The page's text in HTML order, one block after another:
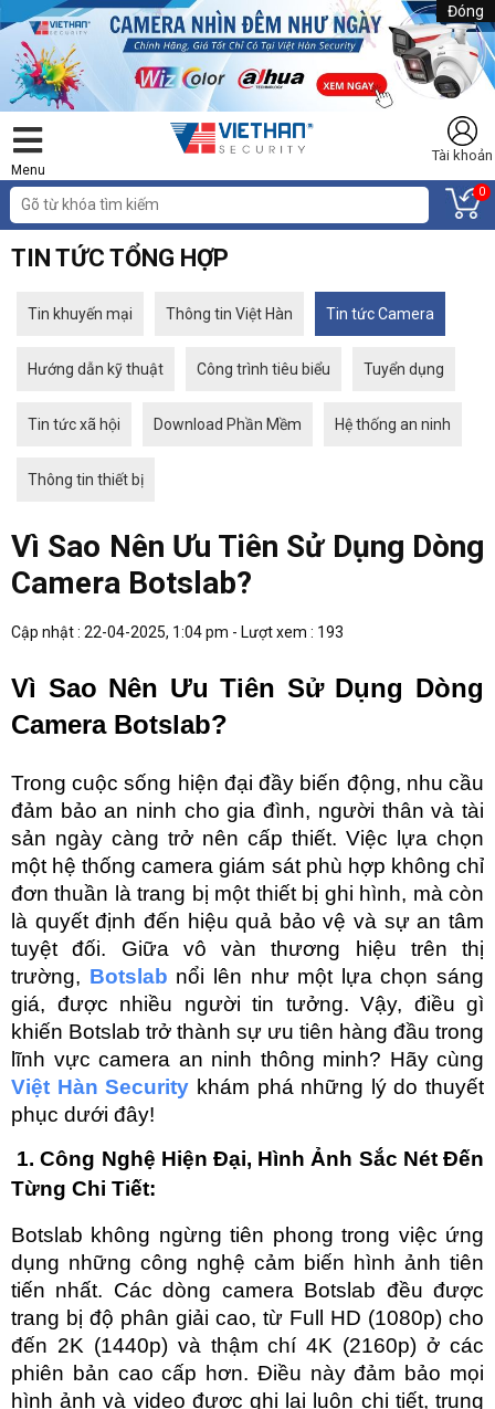
Đóng
Menu
Tài khoản
0
TIN TỨC TỔNG HỢP
Tin khuyến mại Thông tin Việt Hàn Tin tức Camera
Hướng dẫn kỹ thuật Công trình tiêu biểu Tuyển dụng
Tin tức xã hội Download Phần Mềm Hệ thống an ninh
Thông tin thiết bị
Vì Sao Nên Ưu Tiên Sử Dụng Dòng
Camera Botslab?
Cập nhật : 22-04-2025, 1:04 pm - Lượt xem : 193
Vì Sao Nên Ưu Tiên Sử Dụng Dòng
Camera Botslab?
Trong cuộc sống hiện đại đầy biến động, nhu cầu
đảm bảo an ninh cho gia đình, người thân và tài
sản ngày càng trở nên cấp thiết. Việc lựa chọn
một hệ thống camera giám sát phù hợp không chỉ
đơn thuần là trang bị một thiết bị ghi hình, mà còn
là quyết định đến hiệu quả bảo vệ và sự an tâm
tuyệt đối. Giữa vô vàn thương hiệu trên thị
trường, Botslab nổi lên như một lựa chọn sáng
giá, được nhiều người tin tưởng. Vậy, điều gì
khiến Botslab trở thành sự ưu tiên hàng đầu trong
Việt Hàn Security khám phá những lý do thuyết
phục dưới đây!
Từng Chi Tiết:
Botslab không ngừng tiên phong trong việc ứng
dụng những công nghệ cảm biến hình ảnh tiên
tiến nhất. Các dòng camera Botslab đều được
trang bị độ phân giải cao, từ Full HD (1080p) cho
đến 2K (1440p) và thậm chí 4K (2160p) ở các
phiên bản cao cấp hơn. Điều này đảm bảo mọi
hình ảnh và video được ghi lại luôn chi tiết, trung